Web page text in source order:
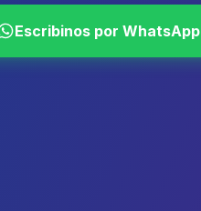
Escribinos por WhatsApp